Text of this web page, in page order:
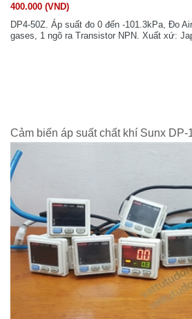
400.000 (VND)
DP4-50Z. Áp suất đo 0 đến -101.3kPa, Đo
gases, 1 ngõ ra Transistor NPN. Xuất xứ:
Cảm biến áp suất chất khí Sunx DP-